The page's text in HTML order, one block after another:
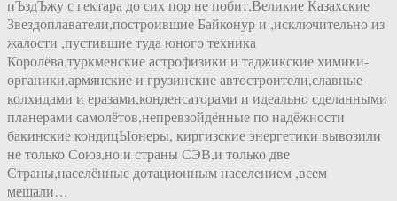
пЪздЪжу с гектара до сих пор не побит,Великие Казахские
Звездоплаватели,построившие Байконур и ,исключительно из
жалости ,пустившие туда юного техника
Королёва,туркменские астрофизики и таджикские химики-
органики,армянские и грузинские автостроители,славные
колхидами и еразами,конденсаторами и идеально сделанными
планерами самолётов,непревзойдённые по надёжности
бакинские кондицЫонеры, киргизские энергетики вывозили
не только Союз,но и страны СЭВ,и только две
Страны,населённые дотационным населением ,всем
мешали…